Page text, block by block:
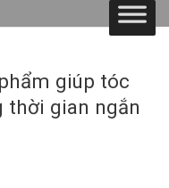
giúp tóc
thời gian ngắn